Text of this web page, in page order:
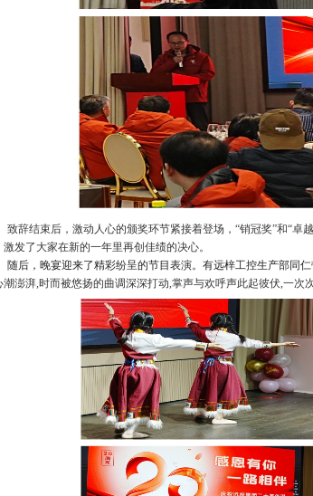
致辞结束后，激动人心的颁奖环节紧接着登场， “销冠奖”和“卓
激发了大家在新的一年里再创佳绩的决心。
随后，晚宴迎来了精彩纷呈的节目表演。 有远梓工控生产部同
潮澎湃,时而被悠扬的曲调深深打动,掌声与欢呼声此起彼伏,一次